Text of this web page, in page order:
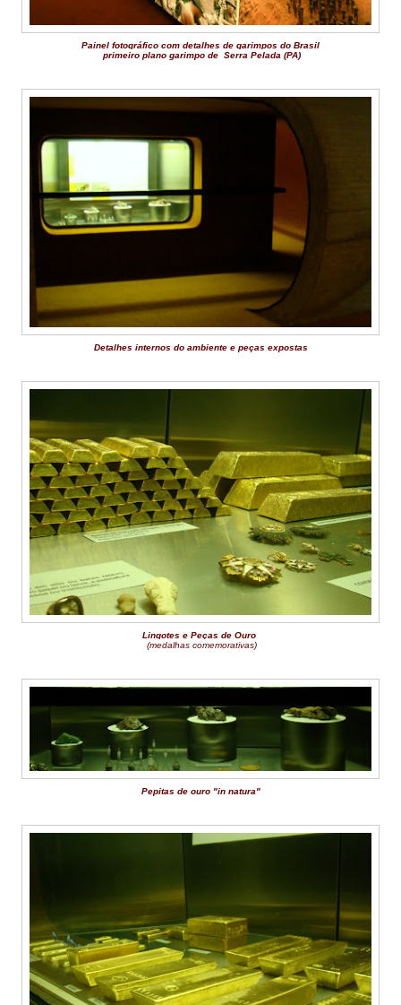
Painel fotográfico com detalhes de garimpos do Brasil
primeiro plano garimpo de Serra Pelada (PA)
Detalhes internos do ambiente e peças expostas
Lingotes e Peças de Ouro
(medalhas comemorativas)
Pepitas de ouro "in natura"